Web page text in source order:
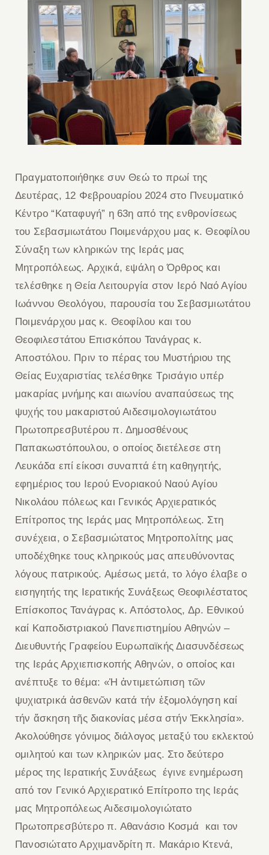
Πραγματοποιήθηκε συν Θεώ το πρωί της
Δευτέρας, 12 Φεβρουαρίου 2024 στο Πνευματικό
Κέντρο “Καταφυγή” η 63η από της ενθρονίσεως
του Σεβασμιωτάτου Ποιμενάρχου μας κ. Θεοφίλου
Σύναξη των κληρικών της Ιεράς μας
Μητροπόλεως. Αρχικά, εψάλη ο Όρθρος και
τελέσθηκε η Θεία Λειτουργία στον Ιερό Ναό Αγίου
Ιωάννου Θεολόγου, παρουσία του Σεβασμιωτάτου
Ποιμενάρχου μας κ. Θεοφίλου και του
Θεοφιλεστάτου Επισκόπου Τανάγρας κ.
Αποστόλου. Πριν το πέρας του Μυστήριου της
Θείας Ευχαριστίας τελέσθηκε Τρισάγιο υπέρ
μακαρίας μνήμης και αιωνίου αναπαύσεως της
ψυχής του μακαριστού Αιδεσιμολογιωτάτου
Πρωτοπρεσβυτέρου π. Δημοσθένους
Παπακωστόπουλου, ο οποίος διετέλεσε στη
Λευκάδα επί είκοσι συναπτά έτη καθηγητής,
εφημέριος του Ιερού Ενοριακού Ναού Αγίου
Νικολάου πόλεως και Γενικός Αρχιερατικός
Επίτροπος της Ιεράς μας Μητροπόλεως. Στη
συνέχεια, ο Σεβασμιώτατος Μητροπολίτης μας
υποδέχθηκε τους κληρικούς μας απευθύνοντας
λόγους πατρικούς. Αμέσως μετά, το λόγο έλαβε ο
εισηγητής της Ιερατικής Συνάξεως Θεοφιλέστατος
Επίσκοπος Τανάγρας κ. Απόστολος, Δρ. Εθνικού
καί Καποδιστριακού Πανεπιστημίου Αθηνών –
Διευθυντής Γραφείου Ευρωπαϊκής Διασυνδέσεως
της Ιεράς Αρχιεπισκοπής Αθηνών, ο οποίος και
ανέπτυξε το θέμα: «Ἡ ἀντιμετώπιση τῶν
ψυχιατρικά ἀσθενῶν κατά τήν ἐξομολόγηση καί
τήν ἄσκηση τῆς διακονίας μέσα στήν Ἐκκλησία».
Ακολούθησε γόνιμος διάλογος μεταξύ του εκλεκτού
ομιλητού και των κληρικών μας. Στο δεύτερο
μέρος της Ιερατικής Συνάξεως έγινε ενημέρωση
από τον Γενικό Αρχιερατικό Επίτροπο της Ιεράς
μας Μητροπόλεως Αιδεσιμολογιώτατο
Πρωτοπρεσβύτερο π. Αθανάσιο Κοσμά και τον
Πανοσιώτατο Αρχιμανδρίτη π. Μακάριο Κτενά,